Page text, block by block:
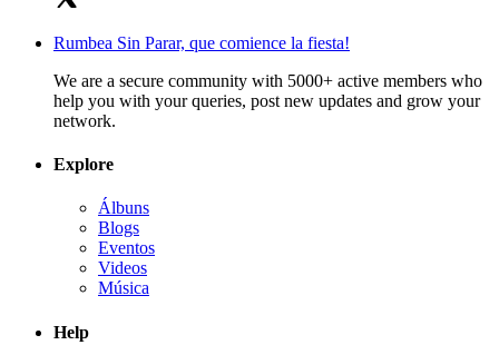
Rumbea Sin Parar, que comience la fiesta!
We are a secure community with 5000+ active members who
help you with your queries, post new updates and grow your
network.
Explore
Álbuns
Blogs
Eventos
Videos
Música
Help